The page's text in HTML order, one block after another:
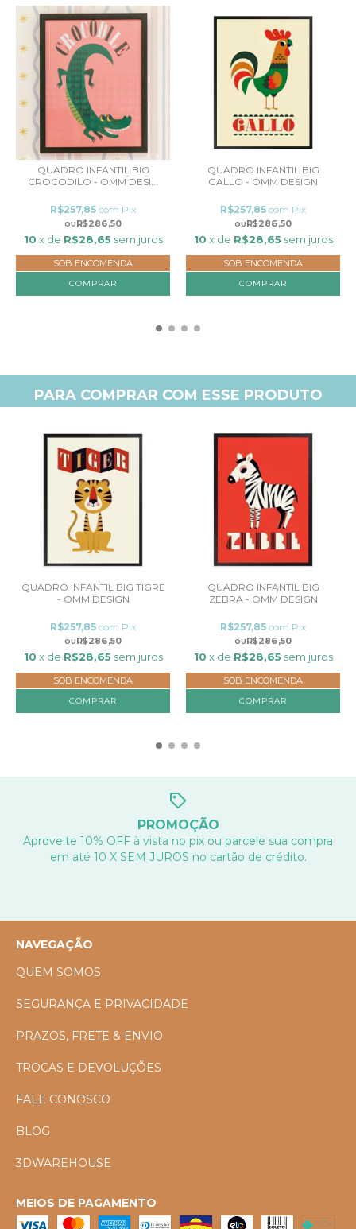
QUADRO INFANTIL BIG
CROCODILO - OMM DESI...
R$286,50
R$257,85 com Pix
10 x de R$28,65 sem juros
SOB ENCOMENDA
COMPRAR
QUADRO INFANTIL BIG
GALLO - OMM DESIGN
R$286,50
R$257,85 com Pix
10 x de R$28,65 sem juros
SOB ENCOMENDA
COMPRAR
PARA COMPRAR COM ESSE PRODUTO
QUADRO INFANTIL BIG TIGRE
- OMM DESIGN
R$286,50
R$257,85 com Pix
10 x de R$28,65 sem juros
SOB ENCOMENDA
COMPRAR
QUADRO INFANTIL BIG
ZEBRA - OMM DESIGN
R$286,50
R$257,85 com Pix
10 x de R$28,65 sem juros
SOB ENCOMENDA
COMPRAR
PROMOÇÃO
Aproveite 10% OFF à vista no pix ou parcele sua compra
em até 10 X SEM JUROS no cartão de crédito.
NAVEGAÇÃO
QUEM SOMOS
SEGURANÇA E PRIVACIDADE
PRAZOS, FRETE & ENVIO
TROCAS E DEVOLUÇÕES
FALE CONOSCO
BLOG
3DWAREHOUSE
MEIOS DE PAGAMENTO